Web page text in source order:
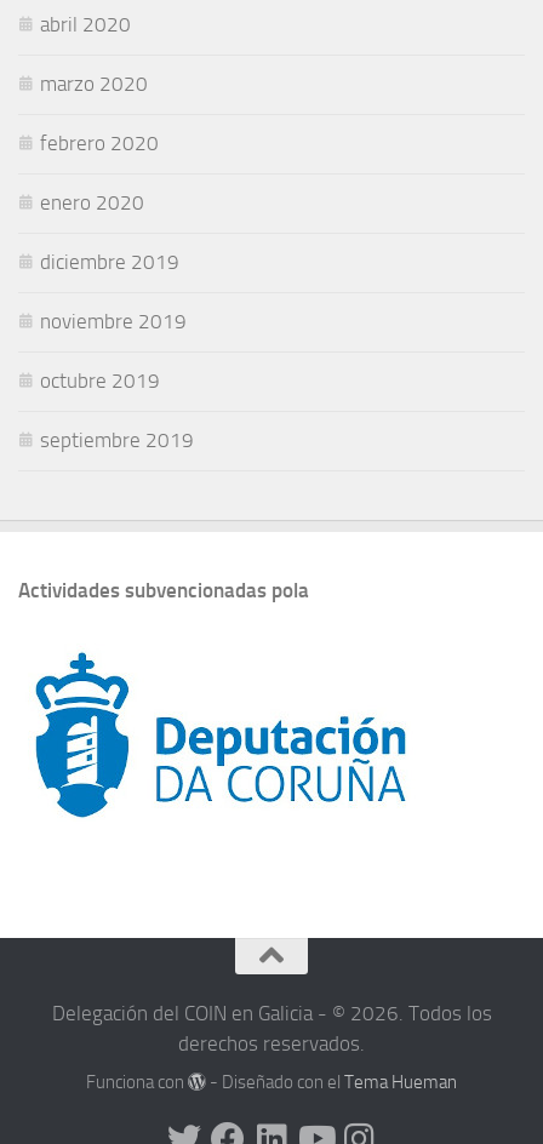
abril 2020
marzo 2020
febrero 2020
enero 2020
diciembre 2019
noviembre 2019
octubre 2019
septiembre 2019
Actividades subvencionadas pola
Delegación del COIN en Galicia - © 2026. Todos los
derechos reservados.
Funciona con - Diseñado con el Tema Hueman